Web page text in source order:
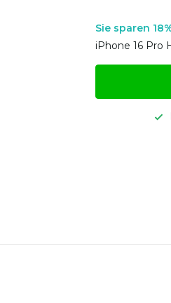
Sie sparen
iPhone 16 Pro